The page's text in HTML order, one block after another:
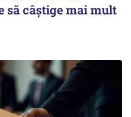
să câștige mai mult